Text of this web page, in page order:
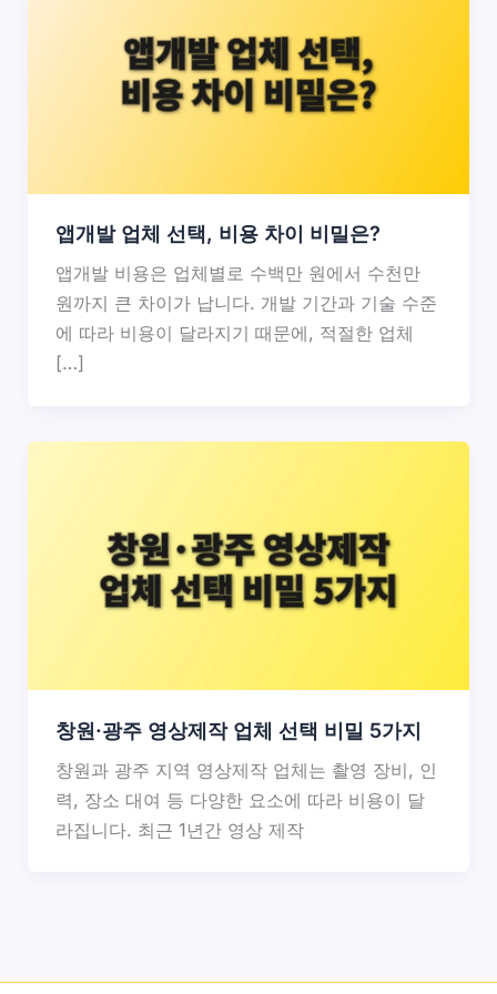
앱개발 업체 선택, 비용 차이 비밀은?
앱개발 비용은 업체별로 수백만 원에서 수천만
원까지 큰 차이가 납니다. 개발 기간과 기술 수준
에 따라 비용이 달라지기 때문에, 적절한 업체
[…]
창원·광주 영상제작 업체 선택 비밀 5가지
창원과 광주 지역 영상제작 업체는 촬영 장비, 인
력, 장소 대여 등 다양한 요소에 따라 비용이 달
라집니다. 최근 1년간 영상 제작